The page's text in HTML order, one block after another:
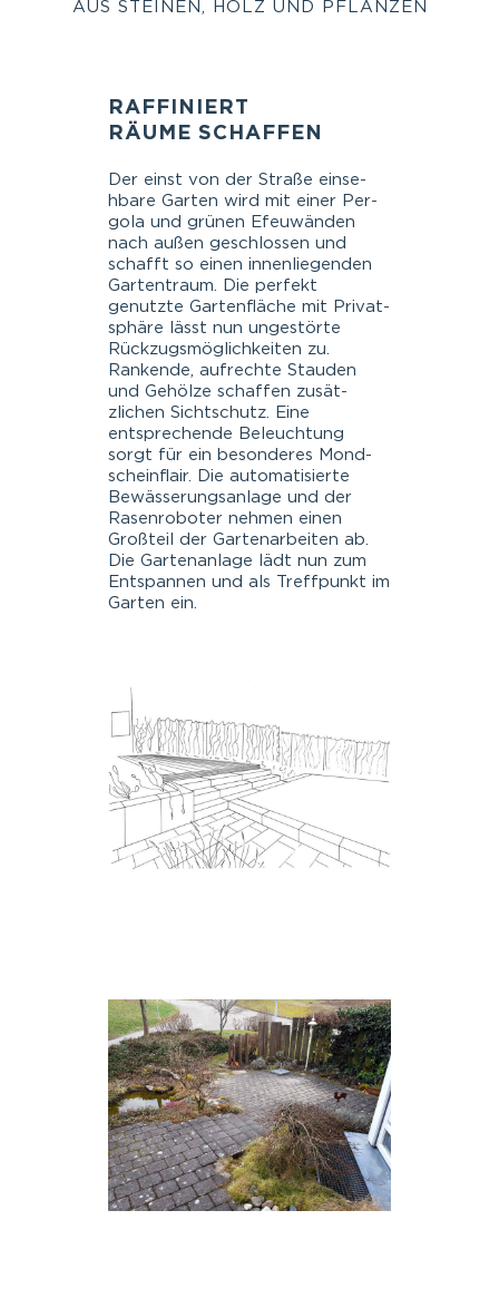
AUS STEINEN, HOLZ UND PFLANZEN
RAFFINIERT
RÄUME SCHAFFEN
Der einst von der Straße ein­se­
hbare Garten wird mit ein­er Per­
go­la und grü­nen Efeuwän­den
nach außen geschlossen und
schafft so einen innen­liegen­den
Gar­ten­traum. Die per­fekt
genutzte Garten­fläche mit Pri­vat­
sphäre lässt nun ungestörte
Rück­zugsmöglichkeit­en zu.
Rank­ende, aufrechte Stau­den
und Gehölze schaf­fen zusät­
zlichen Sichtschutz. Eine
entsprechende Beleuch­tung
sorgt für ein beson­deres Mond­
sche­in­flair. Die automa­tisierte
Bewässerungsan­lage und der
Rasen­ro­bot­er nehmen einen
Großteil der Garte­nar­beit­en ab.
Die Gar­te­nan­lage lädt nun zum
Entspan­nen und als Tre­ff­punkt im
Garten ein.